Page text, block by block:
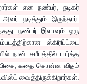
என நண்பர், நடிகர்
நடித்தும் இருந்தார்.
நண்பர் இளாவும் ஒரு
ஸ்கிரிப்ட்டை
நான் சமீபத்தில் பார்த்த
கதை சொன்ன விதம்
வைத்திருக்கிறார்கள்.